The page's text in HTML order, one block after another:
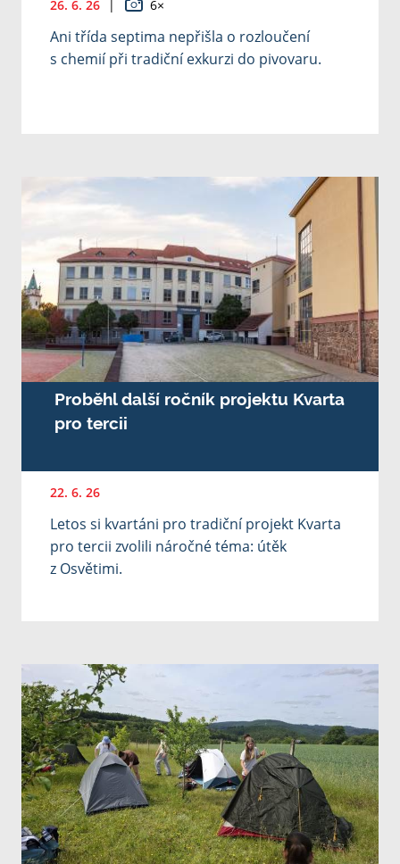
26. 6. 26 6×
Ani třída septima nepřišla o rozloučení
s chemií při tradiční exkurzi do pivovaru.
Proběhl další ročník projektu Kvarta
pro tercii
22. 6. 26
Letos si kvartáni pro tradiční projekt Kvarta
pro tercii zvolili náročné téma: útěk
z Osvětimi.